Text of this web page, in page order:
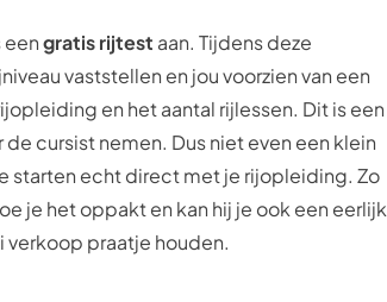
gratis rijtest aan. Tijdens deze
vaststellen en jou voorzien van een
en het aantal rijlessen. Dit is een
cursist nemen. Dus niet even een klein
starten echt direct met je rijopleiding. Zo
je het oppakt en kan hij je ook een eerlijk
verkoop praatje houden.